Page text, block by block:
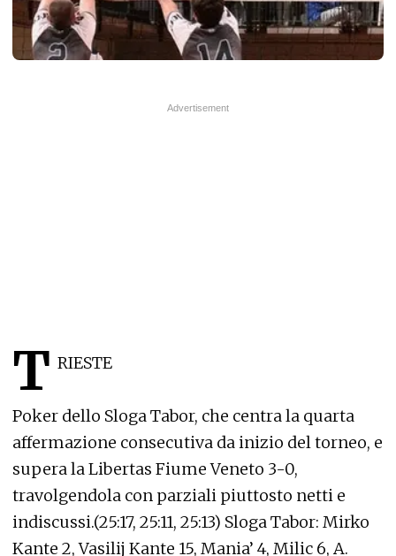
T RIESTE
Poker dello Sloga Tabor, che centra la quarta
affermazione consecutiva da inizio del torneo, e
supera la Libertas Fiume Veneto 3-0,
travolgendola con parziali piuttosto netti e
indiscussi.(25:17, 25:11, 25:13) Sloga Tabor: Mirko
Kante 2, Vasilij Kante 15, Mania’ 4, Milic 6, A.